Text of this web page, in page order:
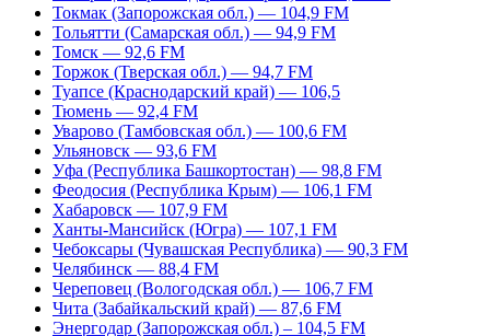
Токмак (Запорожская обл.) — 104,9 FM
Тольятти (Самарская обл.) — 94,9 FM
Томск — 92,6 FM
Торжок (Тверская обл.) — 94,7 FM
Туапсе (Краснодарский край) — 106,5
Тюмень — 92,4 FM
Уварово (Тамбовская обл.) — 100,6 FM
Ульяновск — 93,6 FM
Уфа (Республика Башкортостан) — 98,8 FM
Феодосия (Республика Крым) — 106,1 FM
Хабаровск — 107,9 FM
Ханты-Мансийск (Югра) — 107,1 FM
Чебоксары (Чувашская Республика) — 90,3 FM
Челябинск — 88,4 FM
Череповец (Вологодская обл.) — 106,7 FM
Чита (Забайкальский край) — 87,6 FM
Энергодар (Запорожская обл.) – 104,5 FM